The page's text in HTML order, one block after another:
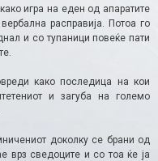
игра на еден од апаратите
расправија. Потоа го
и со тупаници повеќе пати
како последица на кои
и загуба на големо
доколку се брани од
врз сведоците и со тоа ќе ја